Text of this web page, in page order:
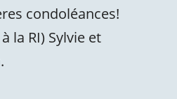
condoléances!
la RI) Sylvie et